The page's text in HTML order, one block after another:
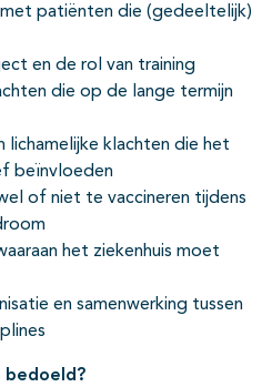
patiënten die (gedeeltelijk)
en de rol van training
die op de lange termijn
lichamelijke klachten die het
beïnvloeden
of niet te vaccineren tijdens
het ziekenhuis moet
en samenwerking tussen
bedoeld?